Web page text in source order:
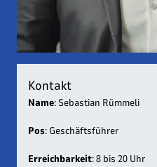
Geschäftsführer
Sebastian Rümmeli
Kontakt
Name: Sebastian Rümmeli
Pos: Geschäftsführer
Erreichbarkeit: 8 bis 20 Uhr